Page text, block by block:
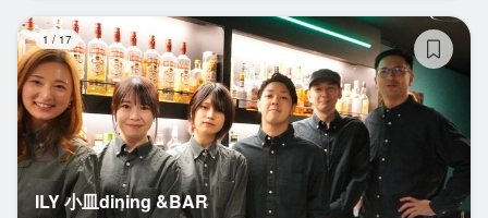
1 / 17
ILY 小皿dining &BAR